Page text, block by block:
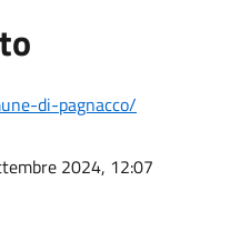
di-pagnacco/
2024, 12:07